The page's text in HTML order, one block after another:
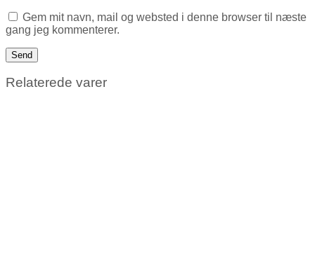
Gem mit navn, mail og websted i denne browser til næste
gang jeg kommenterer.
Relaterede varer